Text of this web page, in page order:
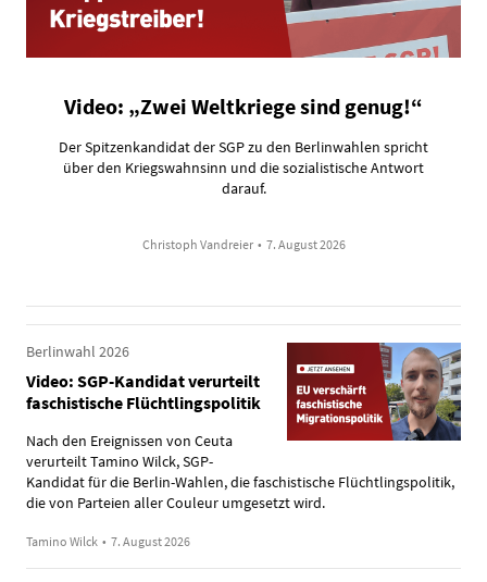
Video: „Zwei Weltkriege sind genug!“
Der Spitzenkandidat der SGP zu den Berlinwahlen spricht
über den Kriegswahnsinn und die sozialistische Antwort
darauf.
Christoph Vandreier • 7. August 2026
Berlinwahl 2026
Video: SGP-Kandidat verurteilt
faschistische Flüchtlingspolitik
Nach den Ereignissen von Ceuta
verurteilt Tamino Wilck, SGP-
Kandidat für die Berlin-Wahlen, die faschistische Flüchtlingspolitik,
die von Parteien aller Couleur umgesetzt wird.
Tamino Wilck • 7. August 2026